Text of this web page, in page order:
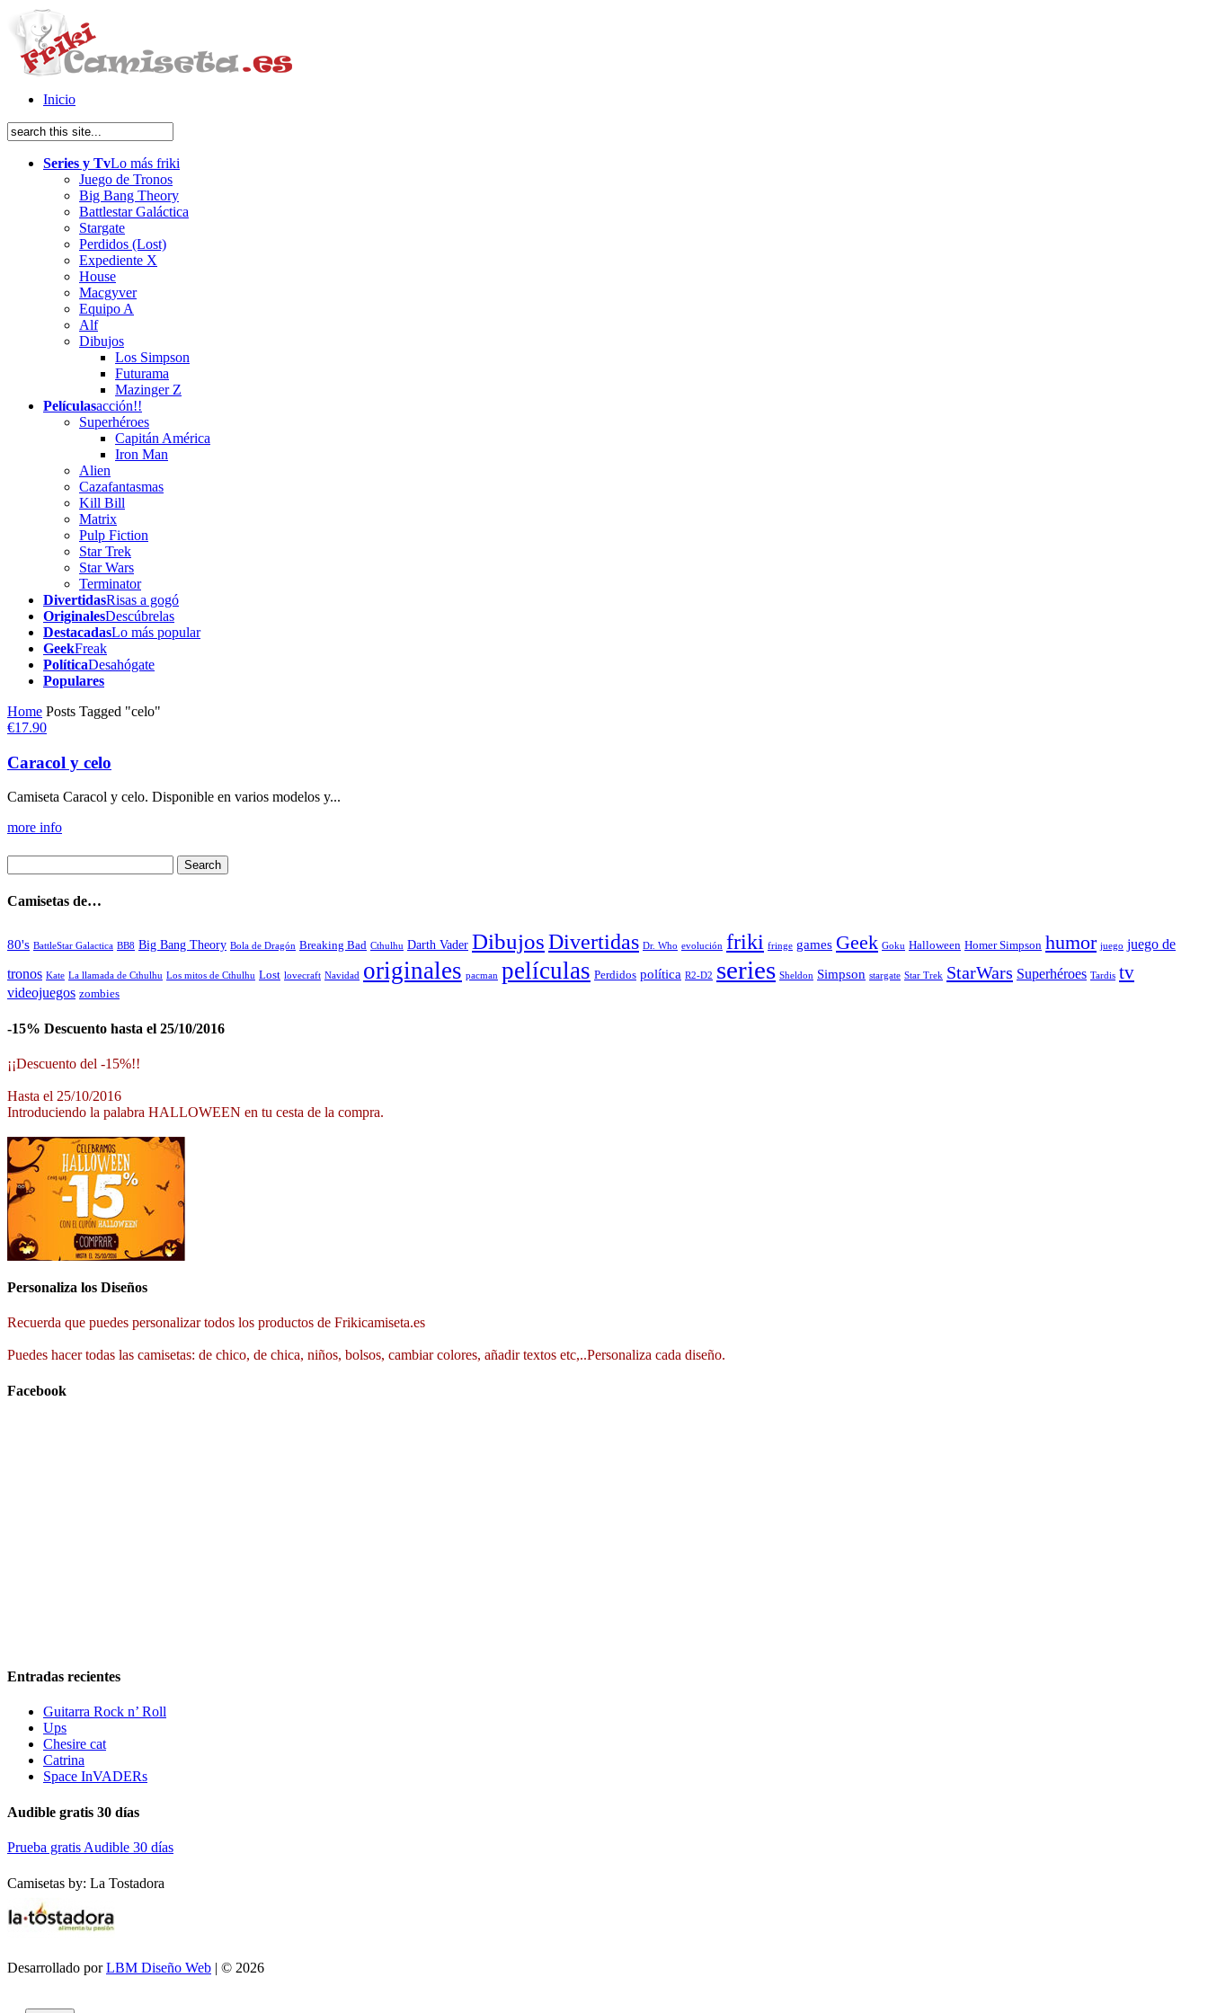
Inicio
Series y TvLo más friki
Juego de Tronos
Big Bang Theory
Battlestar Galáctica
Stargate
Perdidos (Lost)
Expediente X
House
Macgyver
Equipo A
Alf
Dibujos
Los Simpson
Futurama
Mazinger Z
Películasacción!!
Superhéroes
Capitán América
Iron Man
Alien
Cazafantasmas
Kill Bill
Matrix
Pulp Fiction
Star Trek
Star Wars
Terminator
DivertidasRisas a gogó
OriginalesDescúbrelas
DestacadasLo más popular
GeekFreak
PolíticaDesahógate
Populares
Home Posts Tagged "celo"
€17.90
Caracol y celo
Camiseta Caracol y celo. Disponible en varios modelos y...
more info
Camisetas de…
80's BattleStar Galactica BB8 Big Bang Theory Bola de Dragón Breaking Bad Cthulhu Darth Vader DibujosDivertidas Dr. Who evolución friki fringe games Geek Goku Halloween Homer Simpson humor juego juego de
tronos Kate La llamada de Cthulhu Los mitos de Cthulhu Lost lovecraft Navidad originales pacman películas Perdidos política R2-D2 series Sheldon Simpson stargate Star Trek StarWars Superhéroes Tardis tv
videojuegos zombies
-15% Descuento hasta el 25/10/2016
¡¡Descuento del -15%!!
Hasta el 25/10/2016
Introduciendo la palabra HALLOWEEN en tu cesta de la compra.
Personaliza los Diseños
Recuerda que puedes personalizar todos los productos de Frikicamiseta.es
Puedes hacer todas las camisetas: de chico, de chica, niños, bolsos, cambiar colores, añadir textos etc,..Personaliza cada diseño.
Facebook
Entradas recientes
Guitarra Rock n’ Roll
Ups
Chesire cat
Catrina
Space InVADERs
Audible gratis 30 días
Prueba gratis Audible 30 días
Camisetas by: La Tostadora
Desarrollado porLBM Diseño Web | © 2026